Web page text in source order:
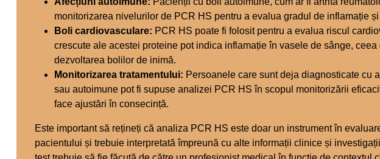
monitorizarea nivelurilor de PCR HS pentru a evalua gradul de inflamație
Boli cardiovasculare: PCR HS poate fi folosit pentru a evalua riscul
crescute ale acestei proteine pot indica inflamație în vasele de sânge,
dezvoltarea bolilor de inimă.
Monitorizarea tratamentului: Persoanele care sunt deja diagnosticate cu
sau autoimune pot fi supuse analizei PCR HS în scopul monitorizării
face ajustări în consecință.
Este important să rețineți că analiza PCR HS este doar un instrument în
pacientului și trebuie interpretată împreună cu alte informații clinice și